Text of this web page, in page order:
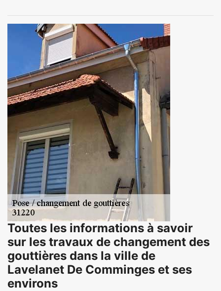
Toutes les informations à savoir
sur les travaux de changement des
gouttières dans la ville de
Lavelanet De Comminges et ses
environs